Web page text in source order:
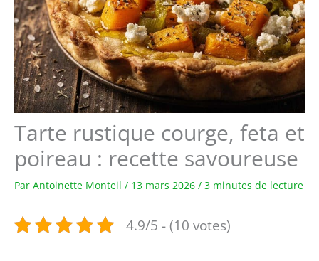
Tarte rustique courge, feta et
poireau : recette savoureuse
Par Antoinette Monteil / 13 mars 2026 / 3 minutes de lecture
4.9/5 - (10 votes)